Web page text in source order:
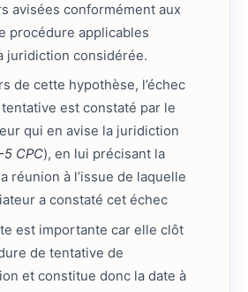
avisées conformément aux
procédure applicables
juridiction considérée.
de cette hypothèse, l’échec
est constaté par le
qui en avise la juridiction
CPC), en lui précisant la
réunion à l’issue de laquelle
a constaté cet échec
est importante car elle clôt
de tentative de
et constitue donc la date à